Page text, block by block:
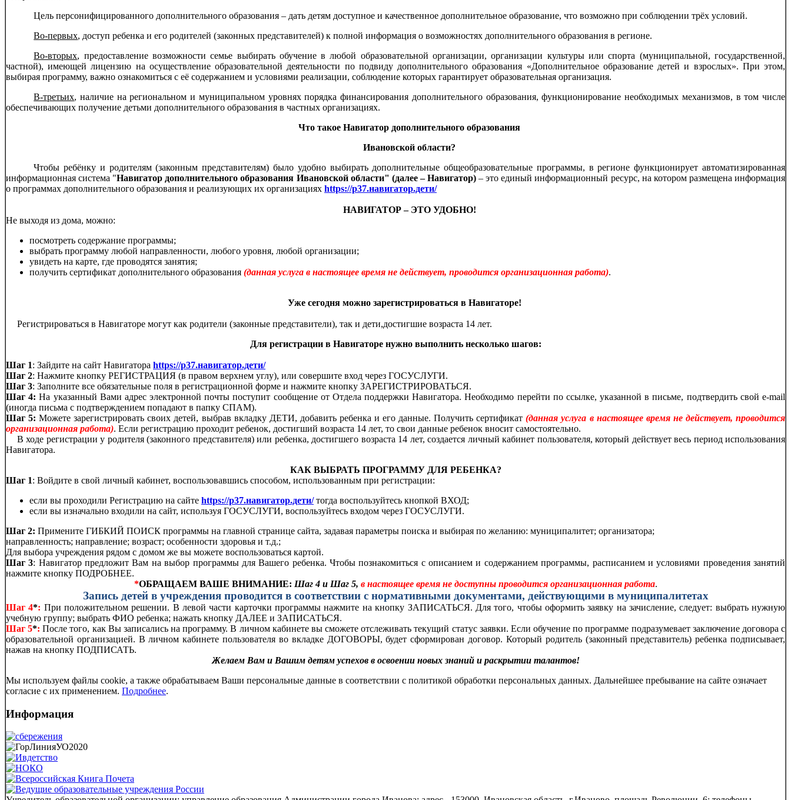
Во-вторых, предоставление возможности семье выбирать обучение в любой образовательной организации, организации культуры или спорта (муниципальной, государственной,
частной), имеющей лицензию на осуществление образовательной деятельности по подвиду дополнительного образования «Дополнительное образование детей и взрослых». При этом,
В-третьих, наличие на региональном и муниципальном уровнях порядка финансирования дополнительного образования, функционирование необходимых механизмов, в том числе
Чтобы ребёнку и родителям (законным представителям) было удобно выбирать дополнительные общеобразовательные программы, в регионе функционирует автоматизированная
информационная система "Навигатор дополнительного образования Ивановской области" (далее – Навигатор)
посмотреть содержание программы;
выбрать программу любой направленности, любого уровня, любой организации;
увидеть на карте, где проводятся занятия;
Шаг 1: Зайдите на сайт Навигатораhttps://р37.навигатор.дети/
Шаг 2: Нажмите кнопку РЕГИСТРАЦИЯ (в правом верхнем углу), или совершите вход через ГОСУСЛУГИ.
Шаг 3: Заполните все обязательные поля в регистрационной форме и нажмите кнопку ЗАРЕГИСТРИРОВАТЬСЯ.
Шаг 4: На указанный Вами адрес электронной почты поступит сообщение от Отдела поддержки Навигатора. Необходимо перейти по ссылке, указанной в письме, подтвердить свой e-mail
(иногда письма с подтверждением попадают в папку СПАМ).
Шаг 5:Можете зарегистрировать своих детей, выбрав вкладку ДЕТИ, добавить ребенка и его данные. Получить сертификат(данная услуга в настоящее время не действует, проводится
организационная работа). Если регистрацию проходит ребенок, достигший возраста 14 лет, то свои данные ребенок вносит самостоятельно.
В ходе регистрации у родителя (законного представителя) или ребенка, достигшего возраста 14 лет, создается личный кабинет пользователя, который действует весь период использования
КАК ВЫБРАТЬ ПРОГРАММУ ДЛЯ РЕБЕНКА?
если вы проходили Регистрацию на сайтеhttps://р37.навигатор.дети/тогда воспользуйтесь кнопкой ВХОД;
Шаг 2:Примените ГИБКИЙ ПОИСК программы на главной странице сайта, задавая параметры поиска и выбирая по желанию: муниципалитет; организатора;
направленность; направление; возраст; особенности здоровья и т.д.;
Для выбора учреждения рядом с домом же вы можете воспользоваться картой.
Шаг 3: Навигатор предложит Вам на выбор программы для Вашего ребенка. Чтобы познакомиться с описанием и содержанием программы, расписанием и условиями проведения занятий
*ОБРАЩАЕМ ВАШЕ ВНИМАНИЕ: Шаг 4 и Шаг 5,в настоящее время не доступны проводится организационная работа.
Запись детей в учреждения проводится в соответствии с нормативными документами, действующими в муниципалитетах
Шаг 4*:При положительном решении. В левой части карточки программы нажмите на кнопку ЗАПИСАТЬСЯ. Для того, чтобы оформить заявку на зачисление, следует: выбрать нужную
учебную группу; выбрать ФИО ребенка; нажать кнопку ДАЛЕЕ и ЗАПИСАТЬСЯ.
Шаг 5*:После того, как Вы записались на программу. В личном кабинете вы сможете отслеживать текущий статус заявки. Если обучение по программе подразумевает заключение договора с
образовательной организацией. В личном кабинете пользователя во вкладке ДОГОВОРЫ, будет сформирован договор. Который родитель (законный представитель) ребенка подписывает,
Мы используем файлы cookie, а также обрабатываем Ваши персональные данные в соответствии с политикой обработки персональных данных. Дальнейшее пребывание на сайте означает
Информация